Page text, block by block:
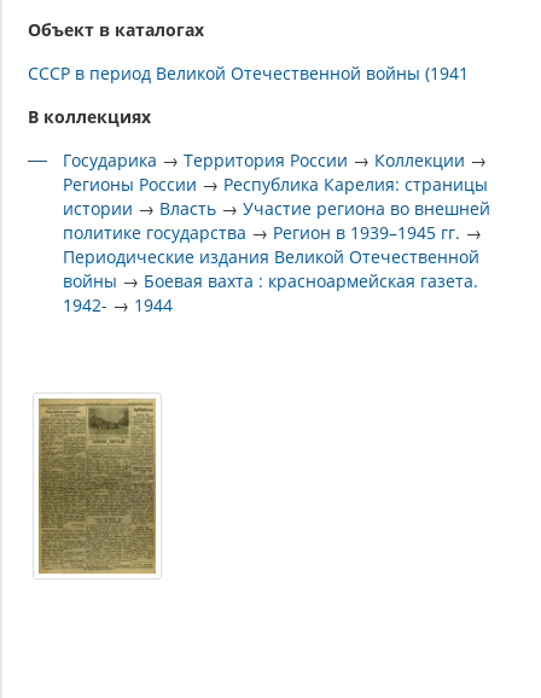
Объект в каталогах
СССР в период Великой Отечественной войны (1941
В коллекциях
Государика →Территория России → Коллекции →
Регионы России → Республика Карелия: страницы
истории → Власть →Участие региона во внешней
политике государства → Регион в 1939–1945 гг. →
Периодические издания Великой Отечественной
войны → Боевая вахта : красноармейская газета.
1942- → 1944